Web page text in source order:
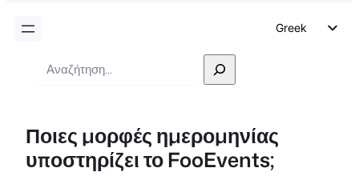
Greek
Spanish
Αναζήτηση
Ποιες μορφές ημερομηνίας
υποστηρίζει το FooEvents;